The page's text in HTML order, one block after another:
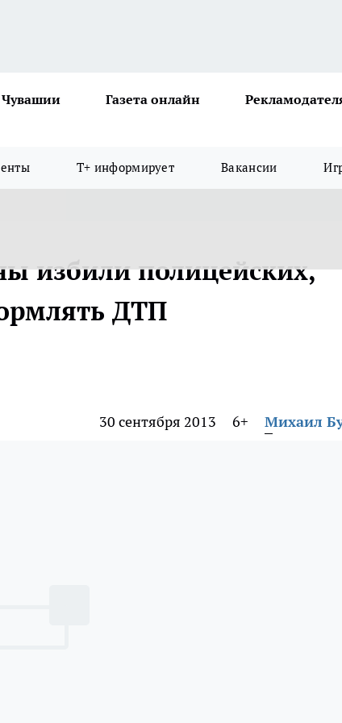
Газета онлайн
Т+ информирует Вакансии
избили полицейских,
ДТП
30 сентября 2013 6+ Михаил